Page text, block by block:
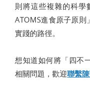
則將這些複雜的科學
ATOMS進食原子原則
實踐的路徑。
想知道如何將「四不
相關問題，歡迎聯繫